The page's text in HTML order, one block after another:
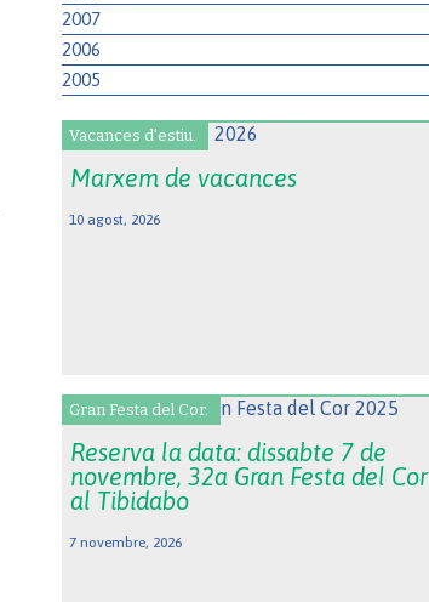
2007
2006
2005
Vacances d'estiu.
Marxem de vacances
10 agost, 2026
Gran Festa del Cor.
Reserva la data: dissabte 7 de
novembre, 32a Gran Festa del Cor
al Tibidabo
7 novembre, 2026